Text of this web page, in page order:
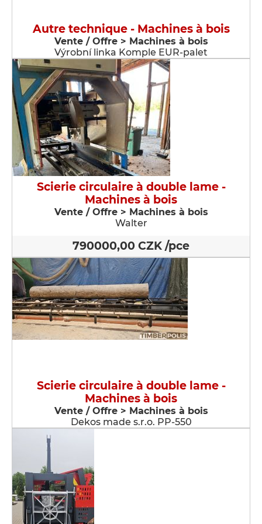
Autre technique - Machines à bois
Vente / Offre > Machines à bois
Výrobní linka Komple EUR-palet
Scierie circulaire à double lame -
Machines à bois
Vente / Offre > Machines à bois
Walter
790000,00 CZK /pce
Scierie circulaire à double lame -
Machines à bois
Vente / Offre > Machines à bois
Dekos made s.r.o. PP-550